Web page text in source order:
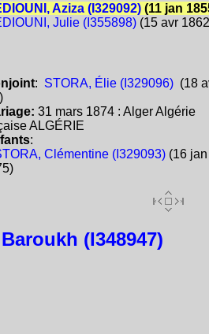
Aziza (I329092)(11 jan
Julie (I355898)(15 avr
: STORA, Élie (I329096)(18
31 mars 1874 : Alger Algérie
ALGÉRIE
:
Clémentine (I329093)(16 jan
(I348947)